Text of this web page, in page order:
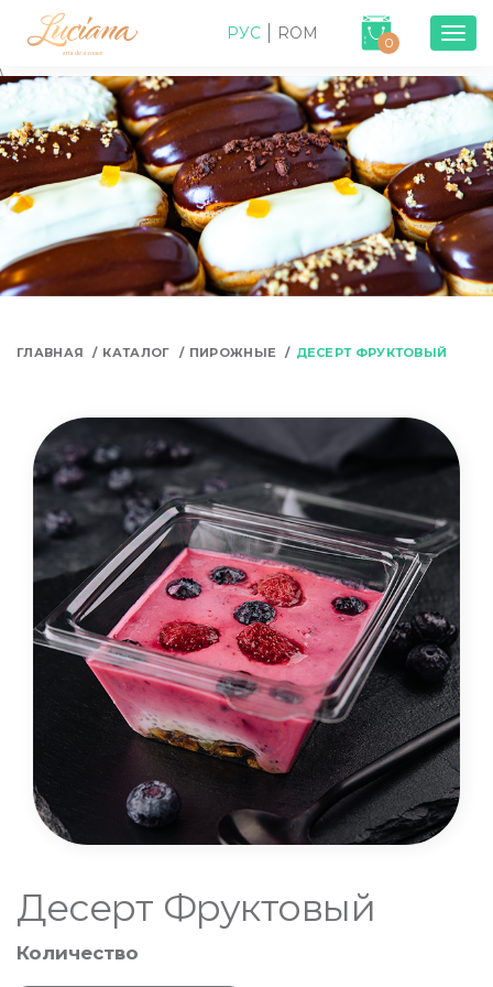
РУС ROM 0
\
ГЛАВНАЯ КАТАЛОГ ПИРОЖНЫЕ ДЕСЕРТ ФРУКТОВЫЙ
Десерт Фруктовый
Количество